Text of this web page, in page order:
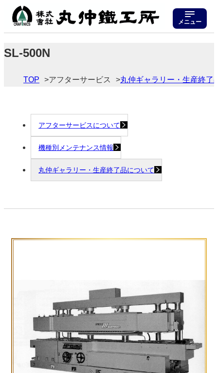
メニュー
SL-500N
TOP アフターサービス 丸仲ギャラリー・生産終了
アフターサービスについて
機種別メンテナンス情報
丸仲ギャラリー・生産終了品について